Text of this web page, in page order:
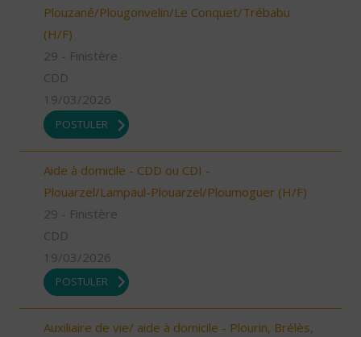
Plouzané/Plougonvelin/Le Conquet/Trébabu
(H/F)
29 - Finistère
CDD
19/03/2026
POSTULER
Aide à domicile - CDD ou CDI -
Plouarzel/Lampaul-Plouarzel/Ploumoguer (H/F)
29 - Finistère
CDD
19/03/2026
POSTULER
Auxiliaire de vie/ aide à domicile - Plourin, Brélès,